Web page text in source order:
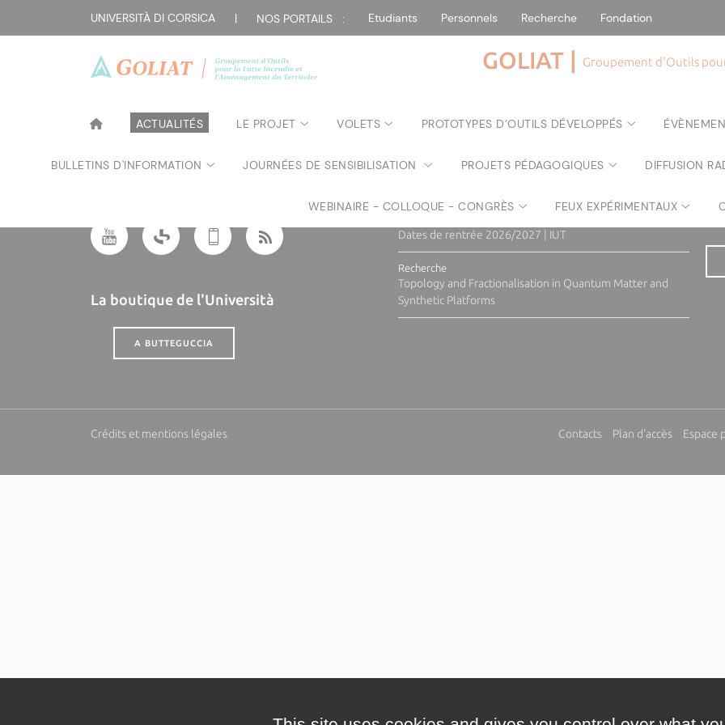
UNIVERSITÀ DI CORSICA | NOS PORTAILS : Etudiants Personnels Recherche Fondation
GOLIAT | Groupement d'Outils
ACTUALITÉS LE PROJET VOLETS PROTOTYPES D’OUTILS DÉVELOPPÉS
BULLETINS D'INFORMATION JOURNÉES DE SENSIBILISATION PROJETS PÉDAGOGIQUES DIFFUSION
WEBINAIRE - COLLOQUE - CONGRÈS FEUX EXPÉRIMENTAUX
Plan du site | Directeur de la publication : Paul-Antoine SANTONI | Responsable
Suivre l'Università di Corsica
La boutique de l'Università
A BUTTEGUCCIA
www.universita.corsica
Dates de rentrée 2026/2027 | IUT
Recherche
Topology and Fractionalisation in Quantum Matter and
Synthetic Platforms
Crédits et mentions légales Contacts Plan d'accès Espace